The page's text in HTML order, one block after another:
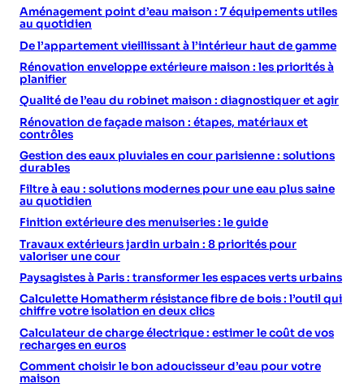
Aménagement point d’eau maison : 7 équipements utiles
au quotidien
De l’appartement vieillissant à l’intérieur haut de gamme
Rénovation enveloppe extérieure maison : les priorités à
planifier
Qualité de l’eau du robinet maison : diagnostiquer et agir
Rénovation de façade maison : étapes, matériaux et
contrôles
Gestion des eaux pluviales en cour parisienne : solutions
durables
Filtre à eau : solutions modernes pour une eau plus saine
au quotidien
Finition extérieure des menuiseries : le guide
Travaux extérieurs jardin urbain : 8 priorités pour
valoriser une cour
Paysagistes à Paris : transformer les espaces verts urbains
Calculette Homatherm résistance fibre de bois : l’outil qui
chiffre votre isolation en deux clics
Calculateur de charge électrique : estimer le coût de vos
recharges en euros
Comment choisir le bon adoucisseur d’eau pour votre
maison